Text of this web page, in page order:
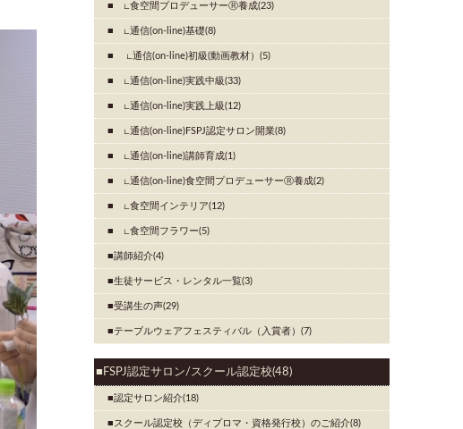
∟食空間プロデューサーⓇ養成(23)
∟通信(on-line)基礎(8)
∟通信(on-line)初級(動画教材）(5)
∟通信(on-line)実践中級(33)
∟通信(on-line)実践上級(12)
∟通信(on-line)FSPJ認定サロン開業(8)
∟通信(on-line)講師育成(1)
∟通信(on-line)食空間プロデューサーⓇ養成(2)
∟食空間インテリア(12)
∟食空間フラワー(5)
講師紹介(4)
生徒サービス・レンタル一覧(3)
受講生の声(29)
テーブルウェアフェスティバル（入賞者）(7)
FSPJ認定サロン/スクール認定校(48)
認定サロン紹介(18)
スクール認定校（ディプロマ・資格発行校）のご紹介(8)